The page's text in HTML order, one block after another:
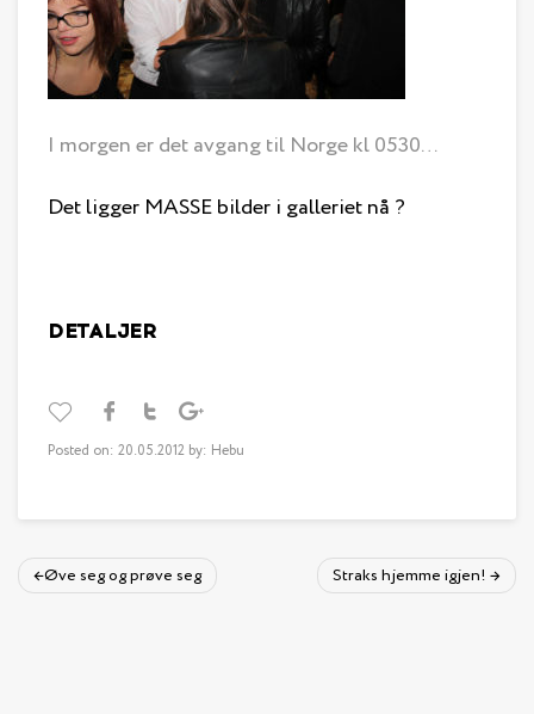
I morgen er det avgang til Norge kl 0530…
Det ligger MASSE bilder i galleriet nå ?
DETALJER
Posted on: 20.05.2012 by: Hebu
Øve seg og prøve seg Straks hjemme igjen!